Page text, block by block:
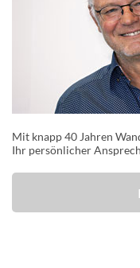
Mit knapp 40 Jahren
Ihr persönlicher